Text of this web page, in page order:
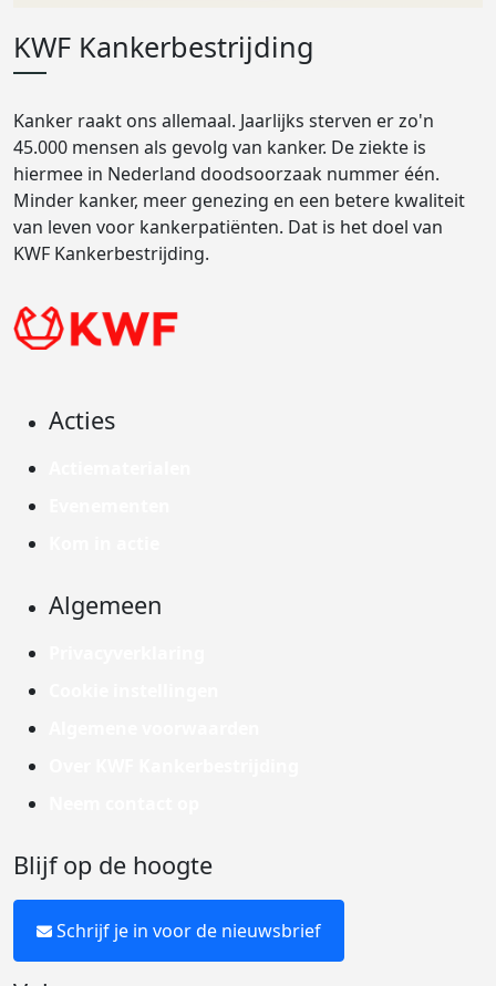
KWF Kankerbestrijding
Kanker raakt ons allemaal. Jaarlijks sterven er zo'n
45.000 mensen als gevolg van kanker. De ziekte is
hiermee in Nederland doodsoorzaak nummer één.
Minder kanker, meer genezing en een betere kwaliteit
van leven voor kankerpatiënten. Dat is het doel van
KWF Kankerbestrijding.
Acties
Algemeen
Blijf op de hoogte
Schrijf je in voor de nieuwsbrief